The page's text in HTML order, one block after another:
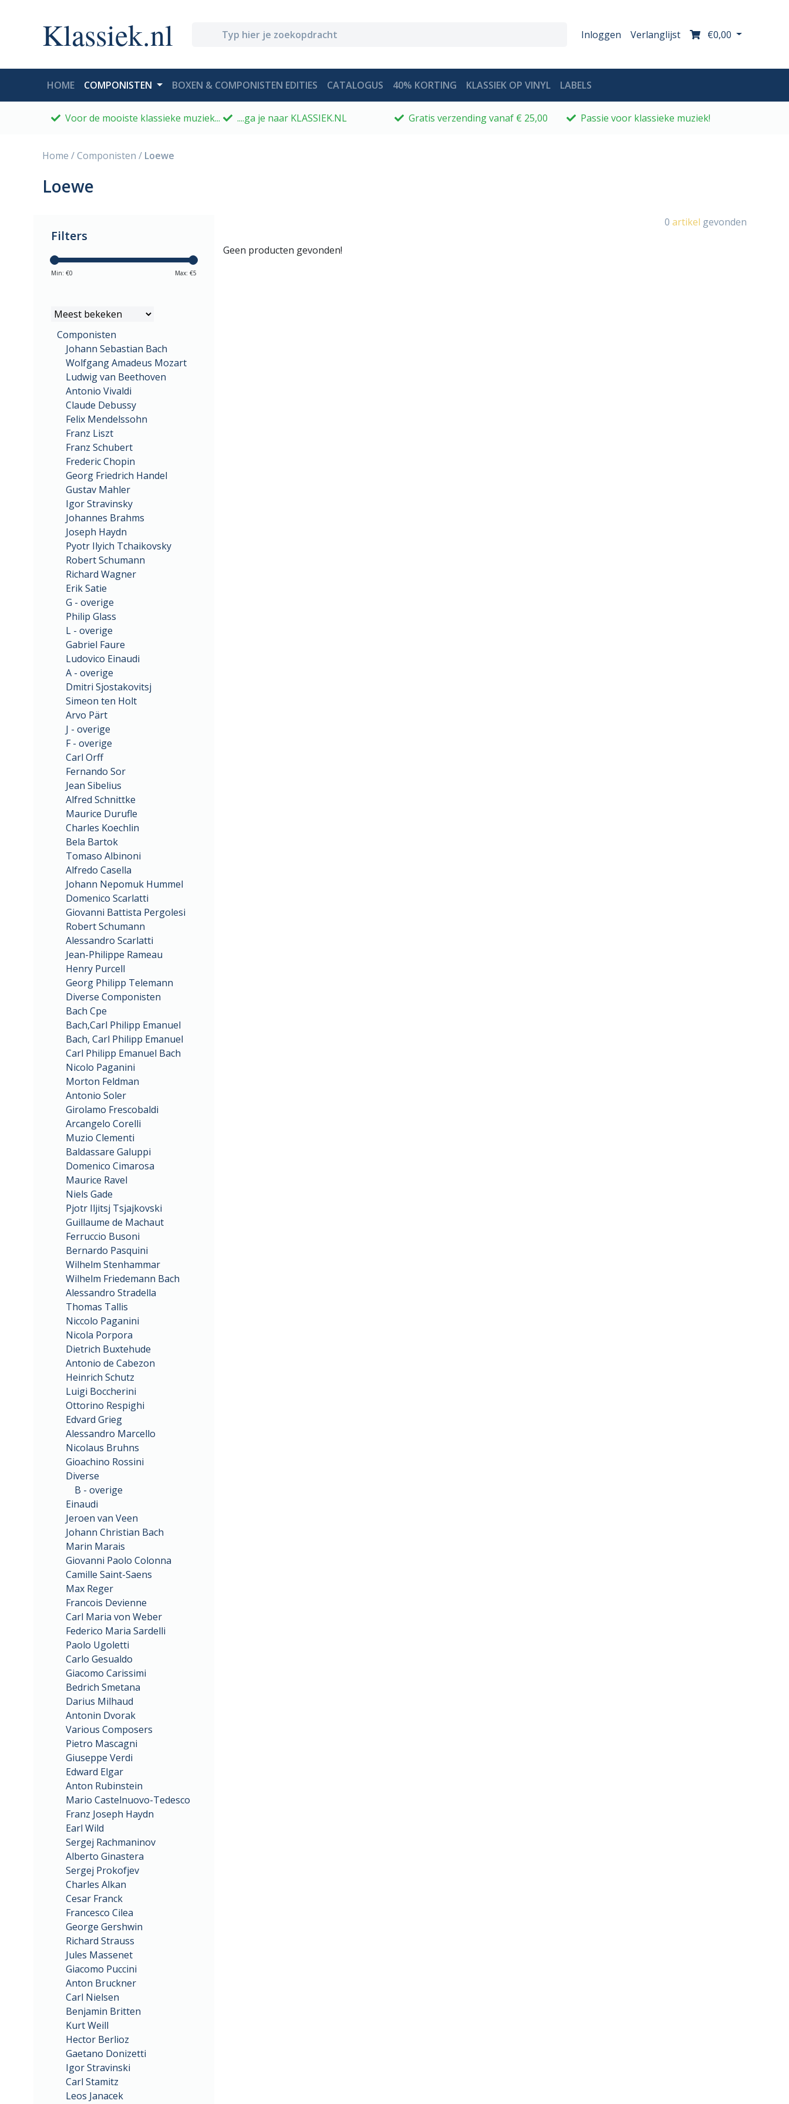
Klassiek.nl Inloggen Verlanglijst €0,00
HOME(CURRENT)
COMPONISTEN BOXEN & COMPONISTEN EDITIES CATALOGUS 40% KORTING KLASSIEK OP VINYL LABELS
Voor de mooiste klassieke muziek... ....ga je naar KLASSIEK.NL Gratis verzending vanaf € 25,00 Passie voor klassieke muziek!
Home /Componisten / Loewe
Loewe
Filters
Min: €0 Max: €5
Componisten
Johann Sebastian Bach
Wolfgang Amadeus Mozart
Ludwig van Beethoven
Antonio Vivaldi
Claude Debussy
Felix Mendelssohn
Franz Liszt
Franz Schubert
Frederic Chopin
Georg Friedrich Handel
Gustav Mahler
Igor Stravinsky
Johannes Brahms
Joseph Haydn
Pyotr Ilyich Tchaikovsky
Robert Schumann
Richard Wagner
Erik Satie
G - overige
Philip Glass
L - overige
Gabriel Faure
Ludovico Einaudi
A - overige
Dmitri Sjostakovitsj
Simeon ten Holt
Arvo Pärt
J - overige
F - overige
Carl Orff
Fernando Sor
Jean Sibelius
Alfred Schnittke
Maurice Durufle
Charles Koechlin
Bela Bartok
Tomaso Albinoni
Alfredo Casella
Johann Nepomuk Hummel
Domenico Scarlatti
Giovanni Battista Pergolesi
Robert Schumann
Alessandro Scarlatti
Jean-Philippe Rameau
Henry Purcell
Georg Philipp Telemann
Diverse Componisten
Bach Cpe
Bach,Carl Philipp Emanuel
Bach, Carl Philipp Emanuel
Carl Philipp Emanuel Bach
Nicolo Paganini
Morton Feldman
Antonio Soler
Girolamo Frescobaldi
Arcangelo Corelli
Muzio Clementi
Baldassare Galuppi
Domenico Cimarosa
Maurice Ravel
Niels Gade
Pjotr Iljitsj Tsjajkovski
Guillaume de Machaut
Ferruccio Busoni
Bernardo Pasquini
Wilhelm Stenhammar
Wilhelm Friedemann Bach
Alessandro Stradella
Thomas Tallis
Niccolo Paganini
Nicola Porpora
Dietrich Buxtehude
Antonio de Cabezon
Heinrich Schutz
Luigi Boccherini
Ottorino Respighi
Edvard Grieg
Alessandro Marcello
Nicolaus Bruhns
Gioachino Rossini
Diverse
B - overige
Einaudi
Jeroen van Veen
Johann Christian Bach
Marin Marais
Giovanni Paolo Colonna
Camille Saint-Saens
Max Reger
Francois Devienne
Carl Maria von Weber
Federico Maria Sardelli
Paolo Ugoletti
Carlo Gesualdo
Giacomo Carissimi
Bedrich Smetana
Darius Milhaud
Antonin Dvorak
Various Composers
Pietro Mascagni
Giuseppe Verdi
Edward Elgar
Anton Rubinstein
Mario Castelnuovo-Tedesco
Franz Joseph Haydn
Earl Wild
Sergej Rachmaninov
Alberto Ginastera
Sergej Prokofjev
Charles Alkan
Cesar Franck
Francesco Cilea
George Gershwin
Richard Strauss
Jules Massenet
Giacomo Puccini
Anton Bruckner
Carl Nielsen
Benjamin Britten
Kurt Weill
Hector Berlioz
Gaetano Donizetti
Igor Stravinski
Carl Stamitz
Leos Janacek
0 artikel gevonden
Geen producten gevonden!